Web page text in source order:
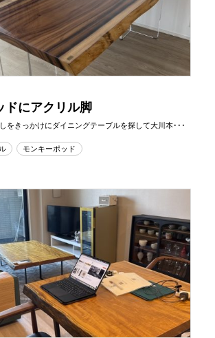
ドにアクリル脚
をきっかけにダイニングテーブルを探して大川本･･･
モンキーポッド